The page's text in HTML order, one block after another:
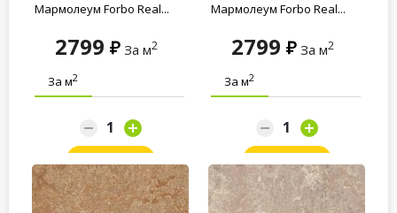
Мармолеум Forbo Real...
2799 За м2
За м2
Заказать
Мармолеум Forbo Real...
2799 За м2
За м2
Заказать